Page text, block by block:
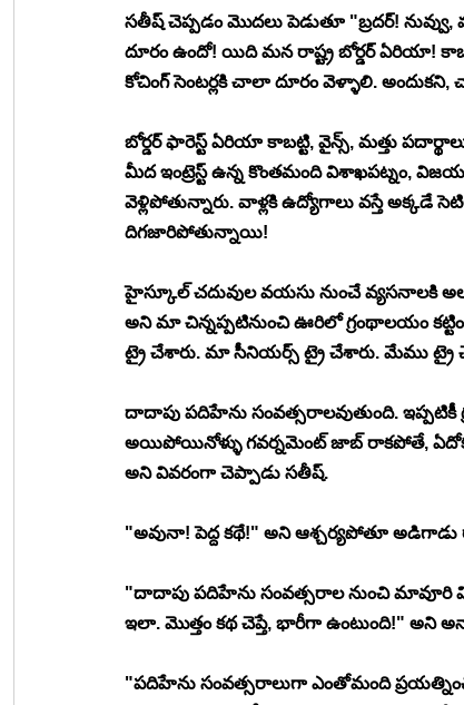
సతీష్ చెప్పడం మొదలు పెడుతూ "బ్రదర్!
దూరం ఉందో! యిది మన రాష్ట్ర బోర్డర్ ఏరియా!
కోచింగ్ సెంటర్లకి చాలా దూరం వెళ్ళాలి. అందుకని,
బోర్డర్ ఫారెస్ట్ ఏరియా కాబట్టి, వైన్స్, మత్తు
మీద ఇంట్రెస్ట్ ఉన్న కొంతమంది విశాఖపట్నం,
వెళ్లిపోతున్నారు. వాళ్లకి ఉద్యోగాలు వస్తే
దిగజారిపోతున్నాయి!
హైస్కూల్ చదువుల వయసు నుంచే వ్యసనాలకి
అని మా చిన్నప్పటినుంచి ఊరిలో గ్రంథాలయం
ట్రై చేశారు. మా సీనియర్స్ ట్రై చేశారు. మేము ట్రై
దాదాపు పదిహేను సంవత్సరాలవుతుంది.
అయిపోయినోళ్ళు గవర్నమెంట్ జాబ్ రాకపోతే, ఏదోక
అని వివరంగా చెప్పాడు సతీష్.
"అవునా! పెద్ద కథే!" అని ఆశ్చర్యపోతూ
"దాదాపు పదిహేను సంవత్సరాల నుంచి మావూరి
ఇలా. మొత్తం కథ చెప్తే, భారీగా ఉంటుంది!" అని
"పదిహేను సంవత్సరాలుగా ఎంతోమంది